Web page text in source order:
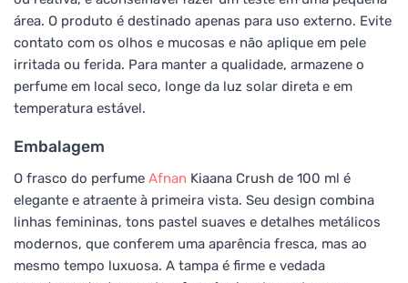
área. O produto é destinado apenas para uso externo. Evite
contato com os olhos e mucosas e não aplique em pele
irritada ou ferida. Para manter a qualidade, armazene o
perfume em local seco, longe da luz solar direta e em
temperatura estável.
Embalagem
O frasco do perfume Afnan Kiaana Crush de 100 ml é
elegante e atraente à primeira vista. Seu design combina
linhas femininas, tons pastel suaves e detalhes metálicos
modernos, que conferem uma aparência fresca, mas ao
mesmo tempo luxuosa. A tampa é firme e vedada